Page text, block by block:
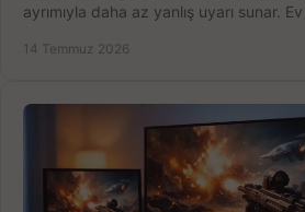
ayrımıyla daha az yanlış uyarı sunar.
14 Temmuz 2026